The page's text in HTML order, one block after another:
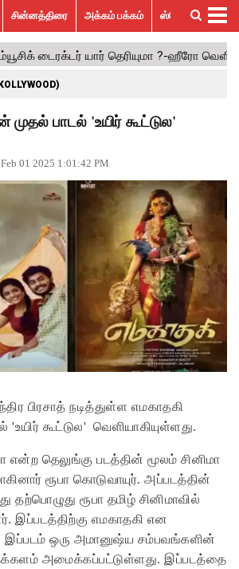
சின்னத்திரை அக்கம் பக்கம் ஸ்பெஷல் ஸ்டோரீஸ்
முதல் பாடல் 'உயிர் கூட்டுல'
Feb 01 2025 1:01:42 PM
பிரசாத் நடித்துள்ள எமகாதகி
'உயிர் கூட்டுல' வெளியாகியுள்ளது.
என்ற தெலுங்கு படத்தின் மூலம் சினிமா
ரூபா கொடுவாயுர். அப்படத்தின்
ரூபா தமிழ் சினிமாவில்
இப்படத்திற்கு எமகாதகி என
இப்படம் ஒரு அமானுஷ்ய சம்பவங்களின்
அமைக்கப்பட்டுள்ளது. இப்படத்தை